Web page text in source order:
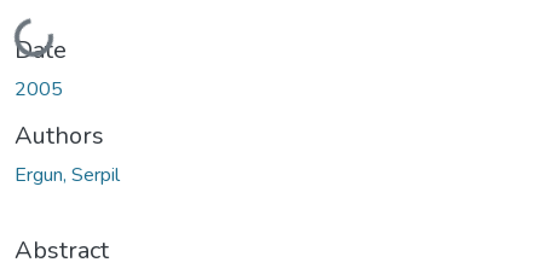
Loading...
Date
2005
Authors
Ergun, Serpil
Abstract